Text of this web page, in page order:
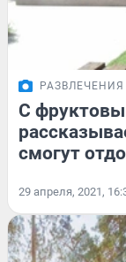
РАЗВЛЕЧЕНИЯ
С
смогут
29 апреля, 2021,